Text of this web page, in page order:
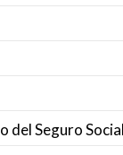
Seguro